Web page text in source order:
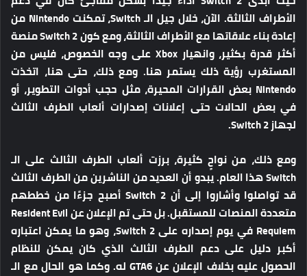
الأطراف الثالثة. الآن، خلال جيل الـ Switch، تمكنت Nintendo من
إعادة بناء علاقاتها مع الأطراف الثالثة، ومع كون Switch 2 منصة
أكثر قدرة بكثير، وانهيار Xbox على وجه الخصوص، فليس من
المستغرب رؤية ذلك يستمر هنا. ومع ذلك، حتى هنا، اتخذت
Nintendo بعض القرارات المحيرة، مثل حجب أدوات التطوير، أو
في بعض الحالات حتى إعلانات إصدارات ألعاب الطرف الثالث
لجهاز Switch 2.
ومع ذلك، من نواحٍ كثيرة، برزت ألعاب الطرف الثالث على الـ
Switch هذا العام. يبدو أن العديد من الناشرين من الطرف الثالث
قد تواصلوا وأشاروا إلى أن Switch 2 أصبح جزءًا من خططهم
متعددة المنصات للمستقبل. بل حتى تم الإعلان عن Resident Evil
Requiem في يوم إصداره على Switch 2، وهو ما يمكن اعتباره
أكبر دليل على دعم الطرف الثالث الذي كان يمكن للنظام
الحصول عليه بخلاف الإعلان عن GTA6 له. وكما هو الحال مع الـ